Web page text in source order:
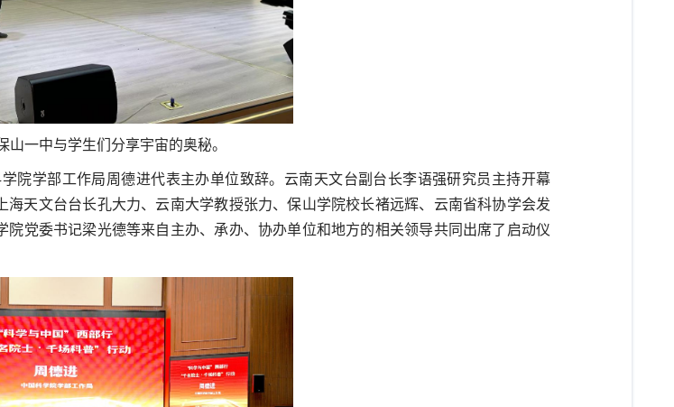
山一中与学生们分享宇宙的奥秘。
院学部工作局周德进代表主办单位致辞。云南天文台副台长李语强研究员主持开幕
上海天文台台长孔大力、 云南大学教授张力、保山学院校长褚远辉、 云南省科协学会发
院党委书记梁光德等来自主办、承办、协办单位和地方的相关领导共同出席了启动仪